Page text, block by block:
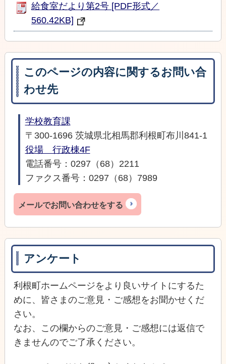
給食室だより第2号 [PDF形式／
560.42KB]
このページの内容に関するお問い合
わせ先
学校教育課
〒300-1696 茨城県北相馬郡利根町布川841-1
役場 行政棟4F
電話番号：0297（68）2211
ファクス番号：0297（68）7989
メールでお問い合わせをする
アンケート
利根町ホームページをより良いサイトにするた
めに、皆さまのご意見・ご感想をお聞かせくだ
さい。
なお、この欄からのご意見・ご感想には返信で
きませんのでご了承ください。